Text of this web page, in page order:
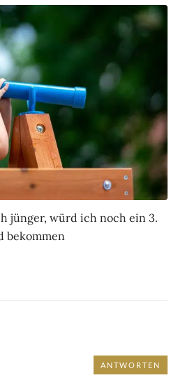
jünger, würd ich noch ein 3.
bekommen
ANTWORTEN